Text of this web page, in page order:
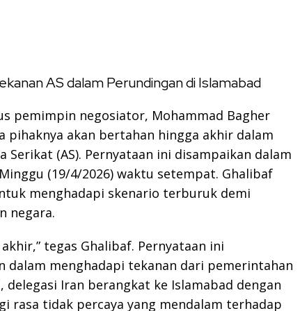
AS dalam Perundingan di Islamabad
pemimpin negosiator, Mohammad Bagher
pihaknya akan bertahan hingga akhir dalam
Serikat (AS). Pernyataan ini disampaikan dalam
(19/4/2026) waktu setempat. Ghalibaf
menghadapi skenario terburuk demi
negara.
tegas Ghalibaf. Pernyataan ini
dalam menghadapi tekanan dari pemerintahan
Iran berangkat ke Islamabad dengan
rasa tidak percaya yang mendalam terhadap